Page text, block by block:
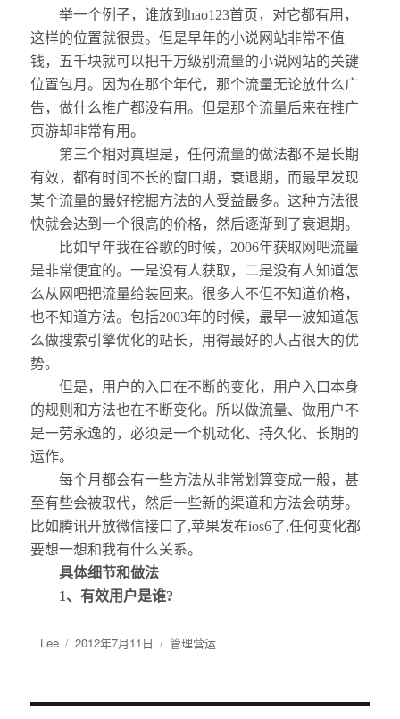
举一个例子，谁放到hao123首页，对它都有用，
这样的位置就很贵。但是早年的小说网站非常不值
钱，五千块就可以把千万级别流量的小说网站的关键
位置包月。因为在那个年代，那个流量无论放什么广
告，做什么推广都没有用。但是那个流量后来在推广
页游却非常有用。
第三个相对真理是，任何流量的做法都不是长期
有效，都有时间不长的窗口期，衰退期，而最早发现
某个流量的最好挖掘方法的人受益最多。这种方法很
快就会达到一个很高的价格，然后逐渐到了衰退期。
比如早年我在谷歌的时候，2006年获取网吧流量
是非常便宜的。一是没有人获取，二是没有人知道怎
么从网吧把流量给装回来。很多人不但不知道价格，
也不知道方法。包括2003年的时候，最早一波知道怎
么做搜索引擎优化的站长，用得最好的人占很大的优
势。
但是，用户的入口在不断的变化，用户入口本身
的规则和方法也在不断变化。所以做流量、做用户不
是一劳永逸的，必须是一个机动化、持久化、长期的
运作。
每个月都会有一些方法从非常划算变成一般，甚
至有些会被取代，然后一些新的渠道和方法会萌芽。
比如腾讯开放微信接口了,苹果发布ios6了,任何变化都
要想一想和我有什么关系。
具体细节和做法
1、有效用户是谁?
作
Lee
发
2012年7月11日
分
管理营运